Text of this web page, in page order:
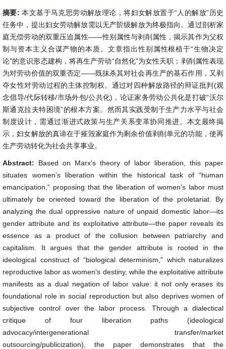
摘要:本文基于马克思劳动解放理论，将妇女解放置于“人的解放”历史
任务中，提出妇女劳动解放需以无产阶级解放为终极指向。通过剖析家
庭无偿劳动的双重压迫属性——性别属性与剥削属性，揭示其作为父权
制与资本主义合谋产物的本质。文章指出性别属性根植于“生物决定
论”的意识形态建构，将再生产劳动“自然化”为女性天职；剥削属性表现
为对劳动价值的双重否定——既抹杀其对社会再生产的基石作用，又剥
夺女性对劳动过程的主体控制权。通过对四种解放路径的辩证批判(观
念倡导/代际转移/市场外包/公共化)，论证家务劳动公共化是打破“沃尔
斯通克拉夫特困境”的根本方案。然而其实践受制于生产力水平与社会
制度设计，需通过渐进式政策与生产关系变革协同推进。本文最终揭
示，妇女解放的真谛在于摧毁家庭作为剩余价值剥削单元的功能，使再
生产劳动转化为社会共享事业。
Abstract: Based on Marx’s theory of labor liberation, this paper
situates women’s liberation within the historical task of “human
emancipation,” proposing that the liberation of women’s labor must
ultimately be oriented toward the liberation of the proletariat. By
analyzing the dual oppressive nature of unpaid domestic labor—its
gender attribute and its exploitative attribute—the paper reveals its
essence as a product of the collusion between patriarchy and
capitalism. It argues that the gender attribute is rooted in the
ideological construct of “biological determinism,” which naturalizes
reproductive labor as women’s destiny, while the exploitative attribute
manifests as a dual negation of labor value: it not only erases its
foundational role in social reproduction but also deprives women of
subjective control over the labor process. Through a dialectical
critique of four liberation paths (ideological
advocacy/intergenerational transfer/market
outsourcing/publicization), the paper demonstrates that the